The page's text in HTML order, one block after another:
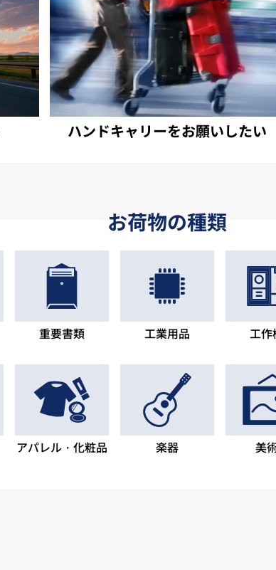
ハンドキャリーをお願いしたい
お荷物の種類
重要書類 工業用品 工作
アパレル・化粧品 楽器 美